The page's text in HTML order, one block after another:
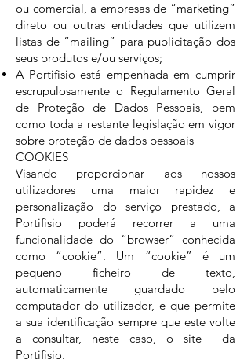
ou comercial, a empresas de “marketing”
direto ou outras entidades que utilizem
listas de “mailing” para publicitação dos
seus produtos e/ou serviços;
A Portifisio está empenhada em cumprir
escrupulosamente o Regulamento Geral
de Proteção de Dados Pessoais, bem
como toda a restante legislação em vigor
sobre proteção de dados pessoais
COOKIES
Visando proporcionar aos nossos
utilizadores uma maior rapidez e
personalização do serviço prestado, a
Portifisio poderá recorrer a uma
funcionalidade do “browser” conhecida
como “cookie”. Um “cookie” é um
pequeno ficheiro de texto,
automaticamente guardado pelo
computador do utilizador, e que permite
a sua identificação sempre que este volte
a consultar, neste caso, o site da
Portifisio.